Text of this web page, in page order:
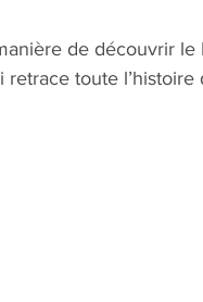
de découvrir le
retrace toute l’histoire